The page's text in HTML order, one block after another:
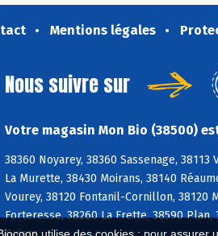
Mentions légales
Nous suivre sur
Votre magasin Mon Bio (38500)
38360 Noyarey, 38360 Sassenage,
La Murette, 38430 Moirans, 38140
Vourey, 38120 Fontanil-Cornillon, 38120
Forteresse, 38260 La Frette, 38590